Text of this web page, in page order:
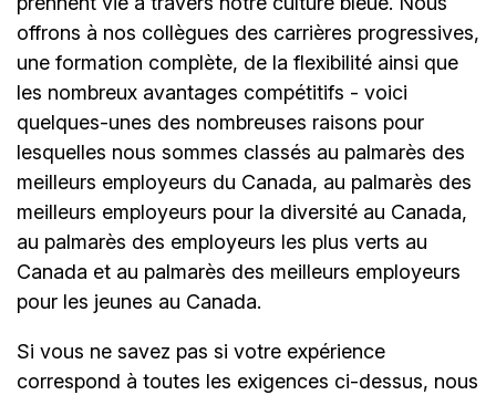
offrons à nos collègues des carrières progressives,
une formation complète, de la flexibilité ainsi que
les nombreux avantages compétitifs - voici
quelques-unes des nombreuses raisons pour
lesquelles nous sommes classés au palmarès des
meilleurs employeurs du Canada, au palmarès des
meilleurs employeurs pour la diversité au Canada,
au palmarès des employeurs les plus verts au
Canada et au palmarès des meilleurs employeurs
pour les jeunes au Canada.
Si vous ne savez pas si votre expérience
correspond à toutes les exigences ci-dessus, nous